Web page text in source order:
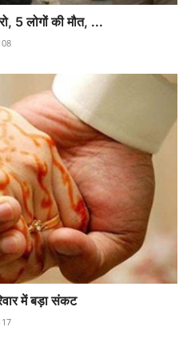
5 लोगों की मौत, ...
में बड़ा संकट